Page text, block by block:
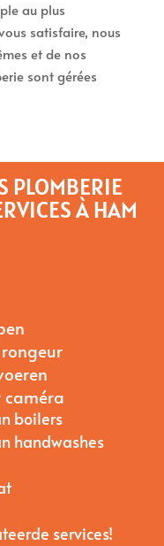
au plus
satisfaire, nous
et de nos
sont gérées
PLOMBERIE
À HAM
boilers
handwashes
services!